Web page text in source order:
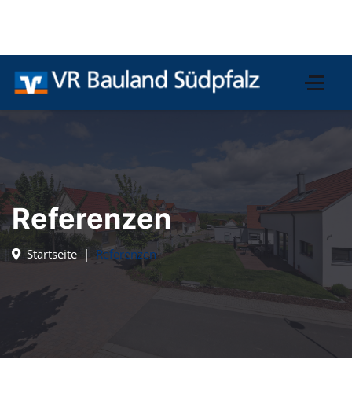
Referenzen
Startseite Referenzen